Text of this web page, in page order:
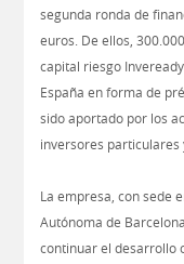
segunda ronda de
euros. De ellos,
capital riesgo
España en forma de
sido aportado por los
inversores particulares
La empresa, con sede
Autónoma de
continuar el desarrollo